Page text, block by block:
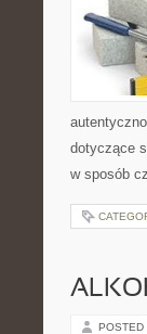
dotyczące
w sposób
POSTED